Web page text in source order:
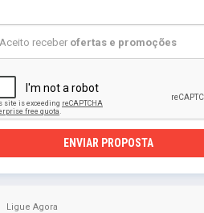
Aceito receber ofertas e promoções
ENVIAR PROPOSTA
Ligue Agora